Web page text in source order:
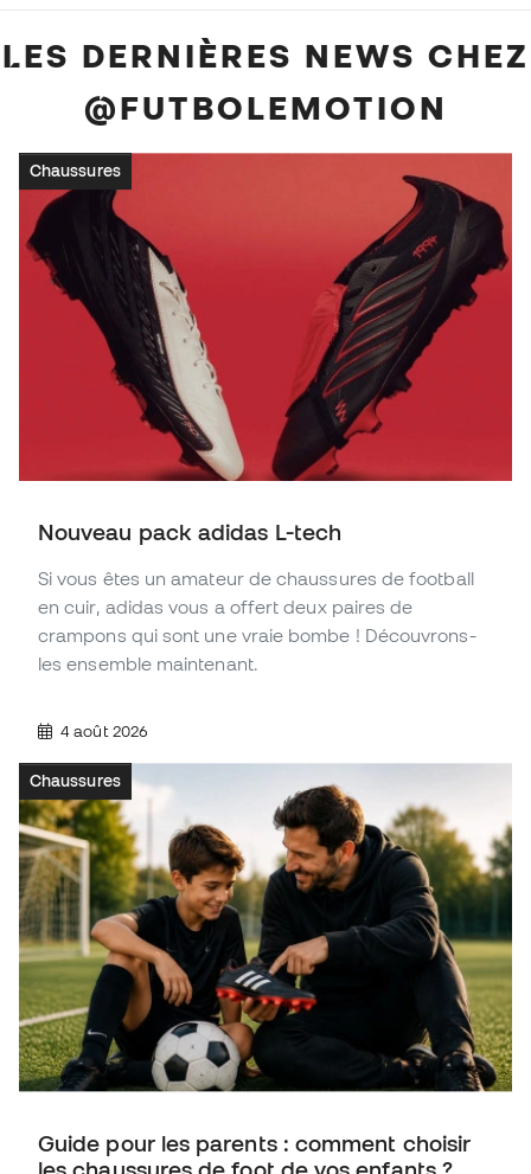
LES DERNIÈRES NEWS CHEZ
@FUTBOLEMOTION
Chaussures
Nouveau pack adidas L-tech
Si vous êtes un amateur de chaussures de football
en cuir, adidas vous a offert deux paires de
crampons qui sont une vraie bombe ! Découvrons-
les ensemble maintenant.
4 août 2026
Chaussures
Guide pour les parents : comment choisir